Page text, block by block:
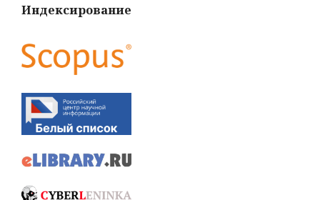
Индексирование